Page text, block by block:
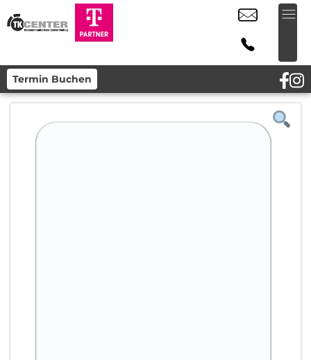
Termin Buchen